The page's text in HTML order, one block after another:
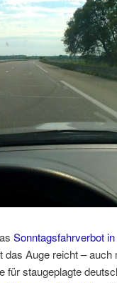
Sonntagsfahrverbot
das Auge reicht – auch
für staugeplagte